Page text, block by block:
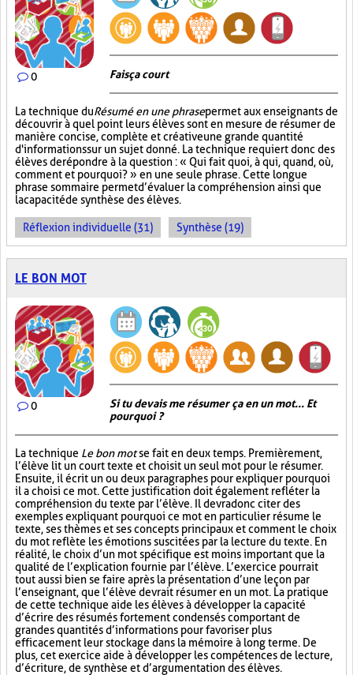
0 Fais ça court
La technique duRésumé en une phrasepermet aux enseignants de
découvrir à quel point leurs élèves sont en mesure de résumer de
manière concise, complète et créative une grande quantité
d'informations sur un sujet donné. La technique requiert donc des
élèves de répondre à la question : « Qui fait quoi, à qui, quand, où,
comment et pourquoi? » en une seule phrase. Cette longue
phrase sommaire permet d’évaluer la compréhension ainsi que
la capacité de synthèse des élèves.
Réflexion individuelle (31) Synthèse (19)
LE BON MOT
0
Si tu devais me résumer ça en un mot... Et
pourquoi ?
La technique Le bon motse fait en deux temps. Premièrement,
l’élève lit un court texte et choisit un seul mot pour le résumer.
Ensuite, il écrit un ou deux paragraphes pour expliquer pourquoi
il a choisi ce mot. Cette justification doit également refléter la
compréhension du texte par l’élève. Il devra donc citer des
exemples expliquant pourquoi ce mot en particulier résume le
texte, ses thèmes et ses concepts principaux et comment le choix
du mot reflète les émotions suscitées par la lecture du texte. En
réalité, le choix d’un mot spécifique est moins important que la
qualité de l’explication fournie par l’élève. L’exercice pourrait
tout aussi bien se faire après la présentation d’une leçon par
l’enseignant, que l’élève devrait résumer en un mot. La pratique
de cette technique aide les élèves à développer la capacité
d’écrire des résumés fortement condensés comportant de
grandes quantités d’informations pour favoriser plus
efficacement leur stockage dans la mémoire à long terme. De
plus, cet exercice aide à développer les compétences de lecture,
d’écriture, de synthèse et d’argumentation des élèves.